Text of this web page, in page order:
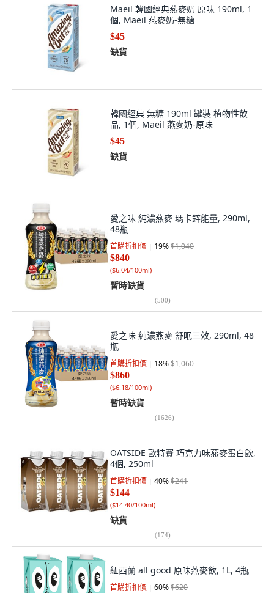
Maeil 韓國經典燕麥奶 原味 190ml, 1
個, Maeil 燕麥奶-無糖
$45
缺貨
韓國經典 無糖 190ml 罐裝 植物性飲
品, 1個, Maeil 燕麥奶-原味
$45
缺貨
愛之味 純濃燕麥 瑪卡鋅能量, 290ml,
48瓶
首購折扣價 19%$1,040
$840
($6.04/100ml)
暫時缺貨
(500)
愛之味 純濃燕麥 舒眠三效, 290ml, 48
瓶
首購折扣價 18%$1,060
$860
($6.18/100ml)
暫時缺貨
(1626)
OATSIDE 歐特賽 巧克力味燕麥蛋白飲,
4個, 250ml
首購折扣價 40%$241
$144
($14.40/100ml)
缺貨
(174)
紐西蘭 all good 原味燕麥飲, 1L, 4瓶
首購折扣價 60%$620